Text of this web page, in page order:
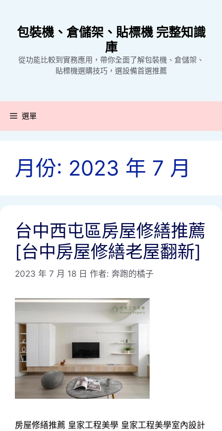
包裝機、倉儲架、貼標機 完整知識
庫
從功能比較到實務應用，帶你全面了解包裝機、倉儲架、
貼標機選購技巧，選設備首選推薦
選單
月份: 2023 年 7 月
台中西屯區房屋修繕推薦
[台中房屋修繕老屋翻新]
2023 年 7 月 18 日 作者: 奔跑的橘子
房屋修繕推薦 皇家工程美學 皇家工程美學室內設計